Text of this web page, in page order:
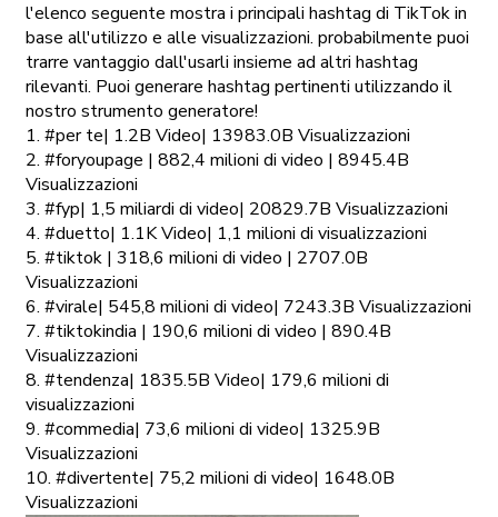
l'elenco seguente mostra i principali hashtag di TikTok in
base all'utilizzo e alle visualizzazioni. probabilmente puoi
trarre vantaggio dall'usarli insieme ad altri hashtag
rilevanti. Puoi generare hashtag pertinenti utilizzando il
nostro strumento generatore!
1. #per te| 1.2B Video| 13983.0B Visualizzazioni
2. #foryoupage | 882,4 milioni di video | 8945.4B
Visualizzazioni
3. #fyp| 1,5 miliardi di video| 20829.7B Visualizzazioni
4. #duetto| 1.1K Video| 1,1 milioni di visualizzazioni
5. #tiktok | 318,6 milioni di video | 2707.0B
Visualizzazioni
6. #virale| 545,8 milioni di video| 7243.3B Visualizzazioni
7. #tiktokindia | 190,6 milioni di video | 890.4B
Visualizzazioni
8. #tendenza| 1835.5B Video| 179,6 milioni di
visualizzazioni
9. #commedia| 73,6 milioni di video| 1325.9B
Visualizzazioni
10. #divertente| 75,2 milioni di video| 1648.0B
Visualizzazioni